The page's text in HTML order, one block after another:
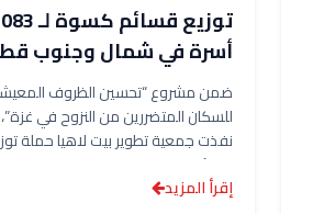
توزيع قسائم
أسرة في شمال وجنوب
غزة بالشراكة مع (IOM)
ضمن مشروع “تحسين الظروف
للسكان المتضررين من النزوح في غزة”،
نفذت جمعية تطوير بيت لاهيا حملة
قسائم ملابس...
إقرأ المزيد